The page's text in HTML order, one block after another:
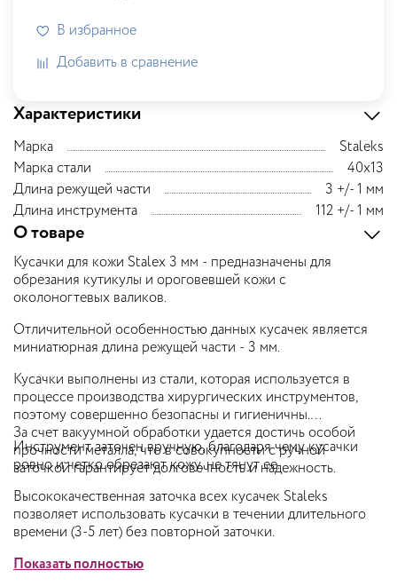
Характеристики
Марка
Staleks
Марка стали
40х13
Длина режущей части
3 +/- 1 мм
Длина инструмента
112 +/- 1 мм
О товаре
Кусачки для кожи Stalex 3 мм - предназначены для
обрезания кутикулы и ороговевшей кожи с
околоногтевых валиков.
Отличительной особенностью данных кусачек является
миниатюрная длина режущей части - 3 мм.
Кусачки выполнены из стали, которая используется в
процессе производства хирургических инструментов,
поэтому совершенно безопасны и гигиеничны.
За счет вакуумной обработки удается достичь особой
прочности металла, что в совокупности с ручной
заточкой гарантирует долговечность и надежность.
Инструмент заточен вручную, благодаря чему кусачки
ровно и четко обрезают кожу, не тянут ее.
Высококачественная заточка всех кусачек Staleks
позволяет использовать кусачки в течении длительного
времени (3-5 лет) без повторной заточки.
Показать полностью
В избранное
Добавить в сравнение